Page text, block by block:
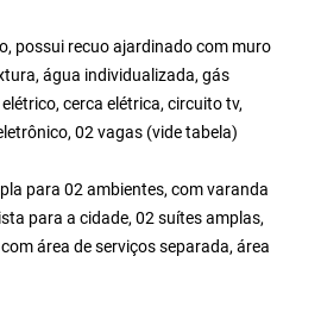
possui recuo ajardinado com muro
água individualizada, gás
cerca elétrica, circuito tv,
02 vagas (vide tabela)
para 02 ambientes, com varanda
para a cidade, 02 suítes amplas,
área de serviços separada, área